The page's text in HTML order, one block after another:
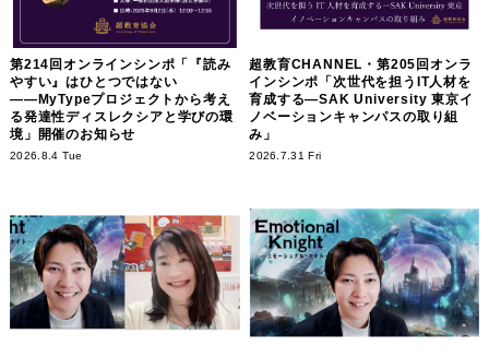
第214回オンラインシンポ「『読み
やすい』はひとつではない
――MyTypeプロジェクトから考え
る発達性ディスレクシアと学びの環
境」開催のお知らせ
2026.8.4 Tue
超教育CHANNEL・第205回オンラ
インシンポ「次世代を担うIT人材を
育成する―SAK University 東京イ
ノベーションキャンパスの取り組
み」
2026.7.31 Fri